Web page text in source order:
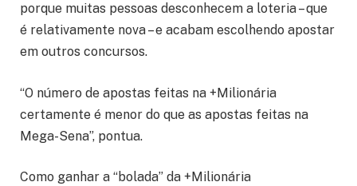
porque muitas pessoas desconhecem a loteria – que
é relativamente nova – e acabam escolhendo apostar
em outros concursos.
“O número de apostas feitas na +Milionária
certamente é menor do que as apostas feitas na
Mega-Sena”, pontua.
Como ganhar a “bolada” da +Milionária